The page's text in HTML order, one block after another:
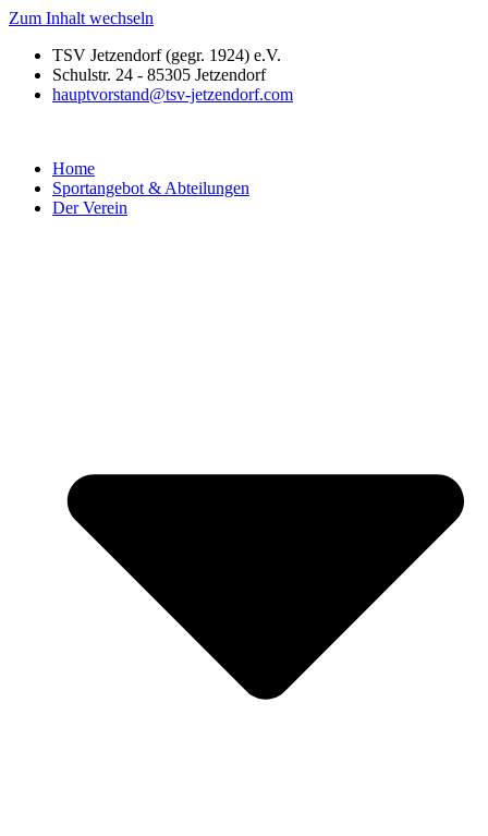
Zum Inhalt wechseln
TSV Jetzendorf (gegr. 1924) e.V.
Schulstr. 24 - 85305 Jetzendorf
hauptvorstand@tsv-jetzendorf.com
Home
Sportangebot & Abteilungen
Der Verein